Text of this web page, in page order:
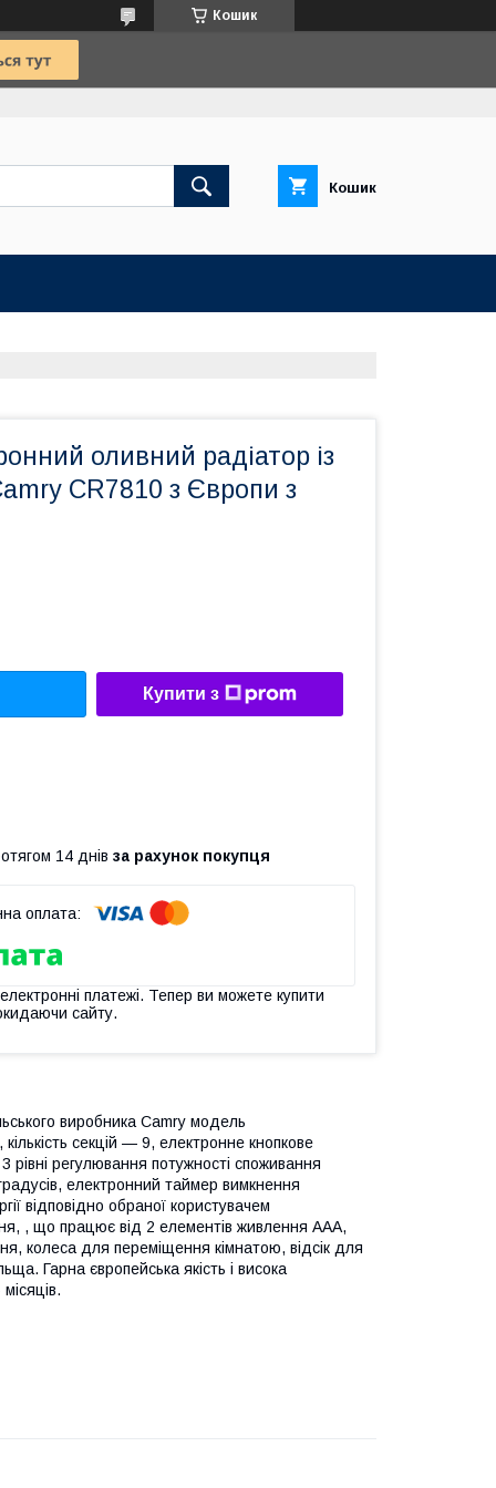
Кошик
Кошик
оливний радіатор із
CR7810 з Європи з
Купити з
14 днів за рахунок покупця
платежі. Тепер ви можете купити
сайту.
виробника Camry модель
секцій — 9, електронне кнопкове
рівні регулювання потужності споживання
електронний таймер вимкнення
відповідно обраної користувачем
, що працює від 2 елементів живлення ААА,
колеса для переміщення кімнатою, відсік для
Гарна європейська якість і висока